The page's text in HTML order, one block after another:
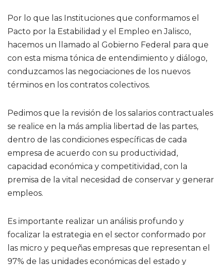
Por lo que las Instituciones que conformamos el
Pacto por la Estabilidad y el Empleo en Jalisco,
hacemos un llamado al Gobierno Federal para que
con esta misma tónica de entendimiento y diálogo,
conduzcamos las negociaciones de los nuevos
términos en los contratos colectivos.
Pedimos que la revisión de los salarios contractuales
se realice en la más amplia libertad de las partes,
dentro de las condiciones específicas de cada
empresa de acuerdo con su productividad,
capacidad económica y competitividad, con la
premisa de la vital necesidad de conservar y generar
empleos.
Es importante realizar un análisis profundo y
focalizar la estrategia en el sector conformado por
las micro y pequeñas empresas que representan el
97% de las unidades económicas del estado y